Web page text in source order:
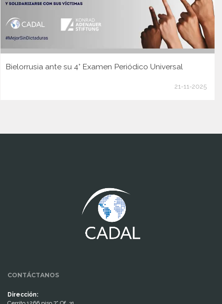
Bielorrusia ante su 4° Examen Periódico Universal
21-11-2025
CONTÁCTANOS
Dirección: